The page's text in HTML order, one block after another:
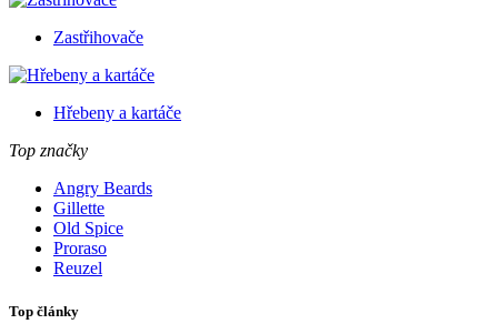
Zastřihovače
Hřebeny a kartáče
Top značky
Angry Beards
Gillette
Old Spice
Proraso
Reuzel
Top články